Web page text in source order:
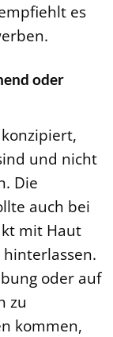
es
oder
und nicht
Die
auch bei
mit Haut
oder auf
zu
kommen,